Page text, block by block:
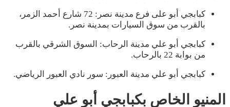
كبابجي أبو على فرع مدينة نصر: 72 شارع أحمد الزمر،
بالقرب من سوق السيارات بمدينة نصر.
كبابجي أبو علي مدينة الرحاب: السوق الشرقي بالقرب
من بوابة 22 بالرحاب.
كبابجي أبو علي مدينة العبور: سور نادي العبور الرياضي.
المنيو الخاص بكبابجي أبو علي